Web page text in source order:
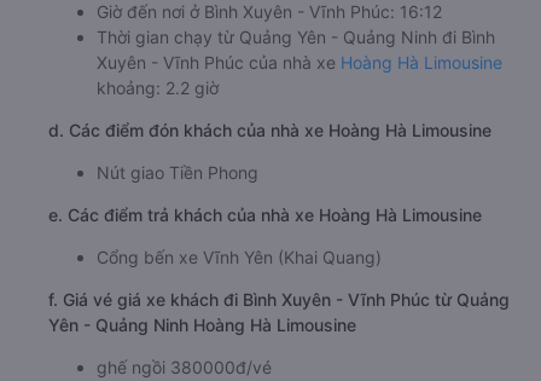
Giờ đến nơi ở Bình Xuyên - Vĩnh Phúc: 16:12
Thời gian chạy từ Quảng Yên - Quảng Ninh đi Bình
Xuyên - Vĩnh Phúc của nhà xe Hoàng Hà Limousine
khoảng: 2.2 giờ
d. Các điểm đón khách của nhà xe Hoàng Hà Limousine
Nút giao Tiền Phong
e. Các điểm trả khách của nhà xe Hoàng Hà Limousine
Cổng bến xe Vĩnh Yên (Khai Quang)
f. Giá vé giá xe khách đi Bình Xuyên - Vĩnh Phúc từ Quảng
Yên - Quảng Ninh Hoàng Hà Limousine
ghế ngồi 380000đ/vé